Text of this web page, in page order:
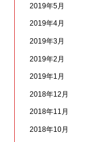
2019年5月
2019年4月
2019年3月
2019年2月
2019年1月
2018年12月
2018年11月
2018年10月